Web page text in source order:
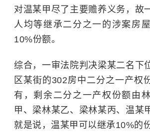
对温某甲尽了主要赡养义务，故
人均等继承二分之一的涉案房
10%份额。
综合，一审法院判决梁某二名下
区某街的302房中二分之一产权
有，剩余二分之一产权份额由
甲、梁林某乙、梁林某丙、温某
就是说，温某甲可以继承10%的